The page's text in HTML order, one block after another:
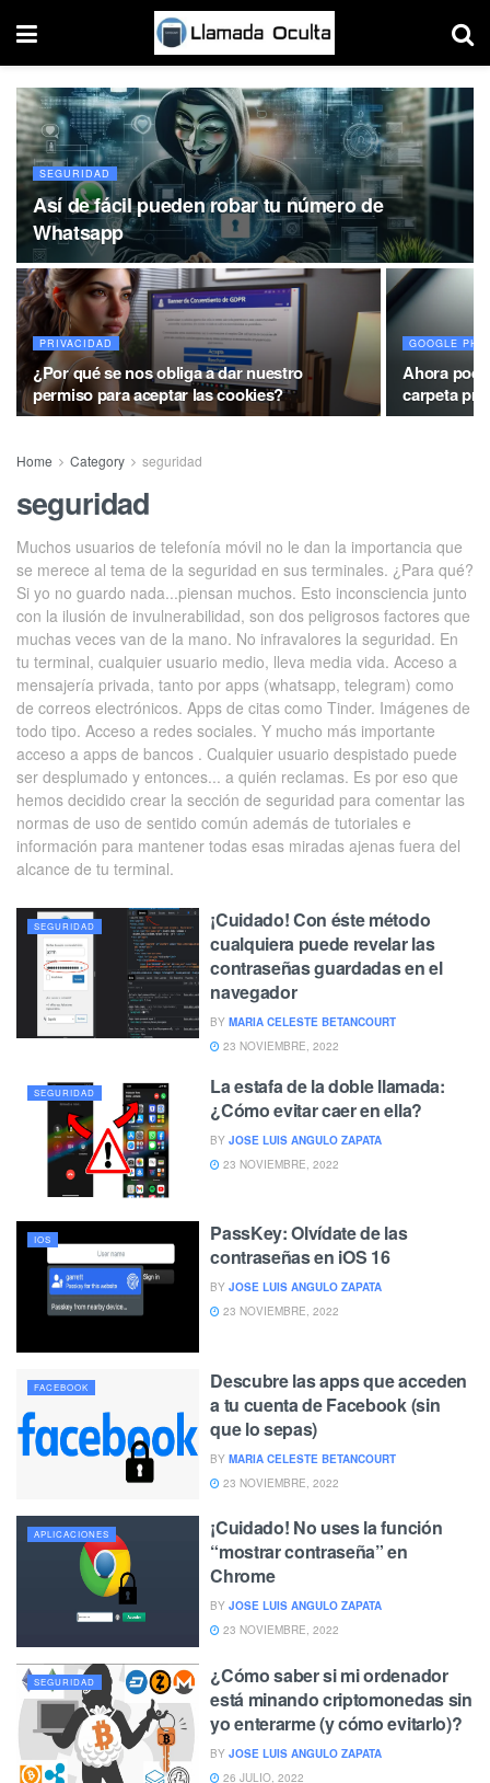
SEGURIDAD
Así de fácil pueden robar tu número de
Whatsapp
PRIVACIDAD
¿Por qué se nos obliga a dar nuestro
permiso para aceptar las cookies?
GOOGLE
Ahora
carpeta
Home Category seguridad
seguridad
Muchos usuarios de telefonía móvil no le dan la importancia que
se merece al tema de la seguridad en sus terminales. ¿Para qué?
Si yo no guardo nada...piensan muchos. Esto inconsciencia junto
con la ilusión de invulnerabilidad, son dos peligrosos factores que
muchas veces van de la mano. No infravalores la seguridad. En
tu terminal, cualquier usuario medio, lleva media vida. Acceso a
mensajería privada, tanto por apps (whatsapp, telegram) como
de correos electrónicos. Apps de citas como Tinder. Imágenes de
todo tipo. Acceso a redes sociales. Y mucho más importante
acceso a apps de bancos . Cualquier usuario despistado puede
ser desplumado y entonces... a quién reclamas. Es por eso que
hemos decidido crear la sección de seguridad para comentar las
normas de uso de sentido común además de tutoriales e
información para mantener todas esas miradas ajenas fuera del
alcance de tu terminal.
SEGURIDAD
¡Cuidado! Con éste método
cualquiera puede revelar las
contraseñas guardadas en el
navegador
BY MARIA CELESTE BETANCOURT
23 NOVIEMBRE, 2022
SEGURIDAD
La estafa de la doble llamada:
¿Cómo evitar caer en ella?
BY JOSE LUIS ANGULO ZAPATA
23 NOVIEMBRE, 2022
IOS
PassKey: Olvídate de las
contraseñas en iOS 16
BY JOSE LUIS ANGULO ZAPATA
23 NOVIEMBRE, 2022
FACEBOOK
Descubre las apps que acceden
a tu cuenta de Facebook (sin
que lo sepas)
BY MARIA CELESTE BETANCOURT
23 NOVIEMBRE, 2022
APLICACIONES
¡Cuidado! No uses la función
“mostrar contraseña” en
Chrome
BY JOSE LUIS ANGULO ZAPATA
23 NOVIEMBRE, 2022
SEGURIDAD
¿Cómo saber si mi ordenador
está minando criptomonedas sin
yo enterarme (y cómo evitarlo)?
BY JOSE LUIS ANGULO ZAPATA
26 JULIO, 2022